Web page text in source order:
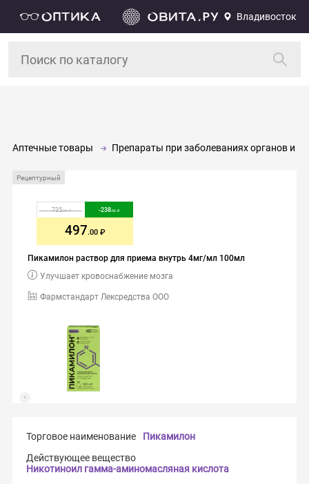
Владивосток
Аптечные товары Препараты при заболеваниях органов и
Рецептурный
Пикамилон раствор для приема внутрь 4мг/мл 100мл
Фармстандарт Лексредства ООО
Улучшает кровоснабжение мозга
735.00 -238.00
497.00
Торговое наименование
Пикамилон
Действующее вещество
Никотиноил гамма-аминомасляная кислота